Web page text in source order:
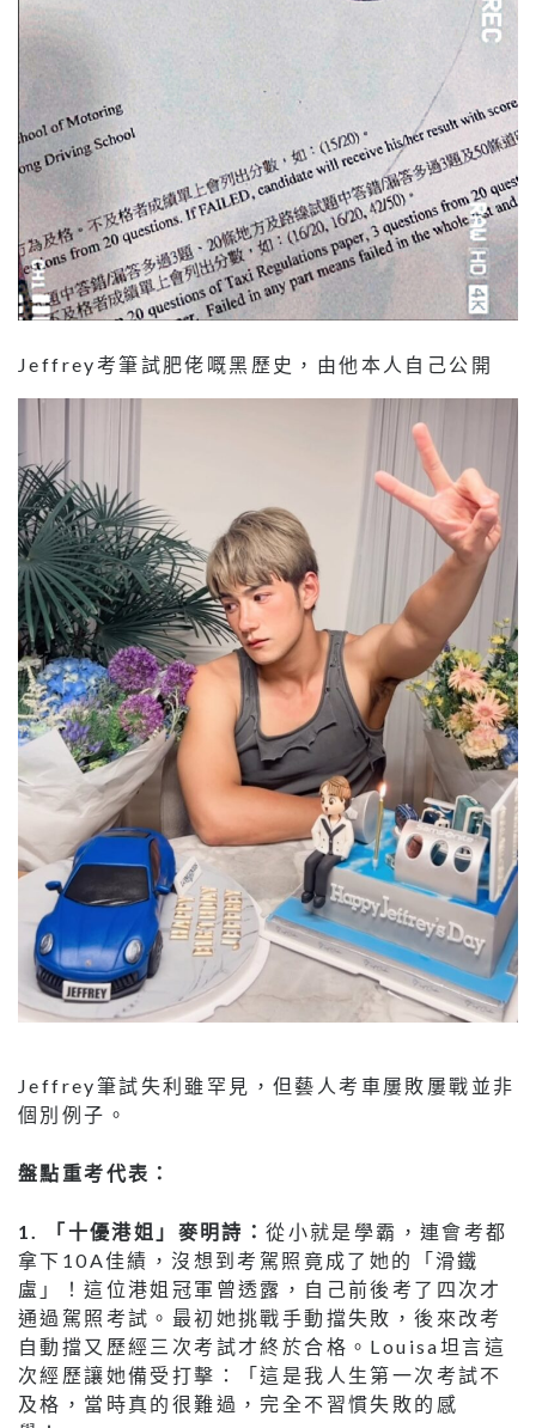
Jeffrey考筆試肥佬嘅黑歷史，由他本人自己公開
Jeffrey筆試失利雖罕見，但藝人考車屢敗屢戰並非
個別例子。
盤點重考代表：
1. 「十優港姐」麥明詩：從小就是學霸，連會考都
拿下10A佳績，沒想到考駕照竟成了她的「滑鐵
盧」！這位港姐冠軍曾透露，自己前後考了四次才
通過駕照考試。最初她挑戰手動擋失敗，後來改考
自動擋又歷經三次考試才終於合格。Louisa坦言這
次經歷讓她備受打擊：「這是我人生第一次考試不
及格，當時真的很難過，完全不習慣失敗的感